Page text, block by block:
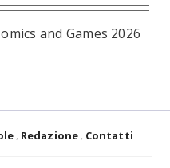
and Games 2026
Redazione Contatti